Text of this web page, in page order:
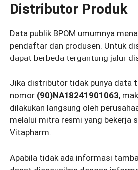
Distributor Produk
Data publik BPOM umumnya
pendaftar dan produsen. Untuk
dapat berbeda tergantung jalur
Jika distributor tidak punya data
nomor (90)NA18241901063,
dilakukan langsung oleh
melalui mitra resmi yang bekerja
Vitapharm.
Apabila tidak ada informasi